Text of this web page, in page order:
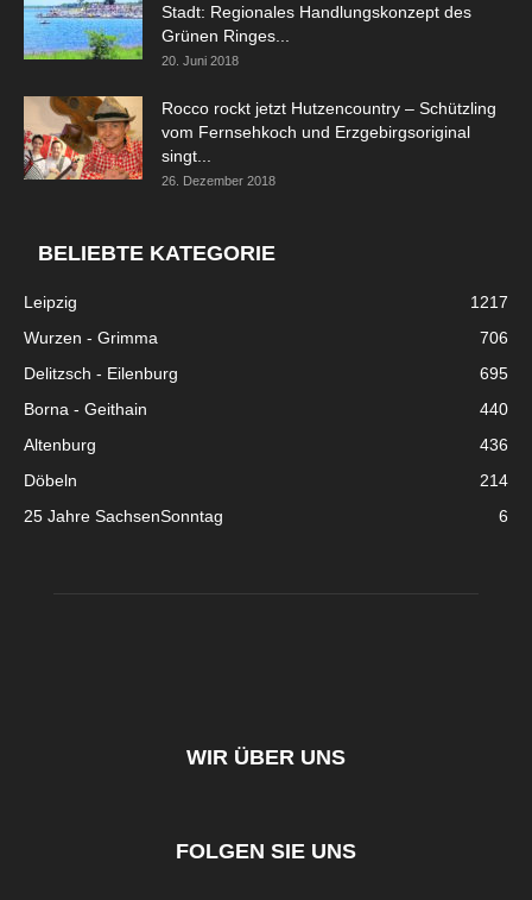
Stadt: Regionales Handlungskonzept des
Grünen Ringes...
20. Juni 2018
Rocco rockt jetzt Hutzencountry – Schützling
vom Fernsehkoch und Erzgebirgsoriginal
singt...
26. Dezember 2018
BELIEBTE KATEGORIE
Leipzig
1217
Wurzen - Grimma
706
Delitzsch - Eilenburg
695
Borna - Geithain
440
Altenburg
436
Döbeln
214
25 Jahre SachsenSonntag
6
WIR ÜBER UNS
FOLGEN SIE UNS